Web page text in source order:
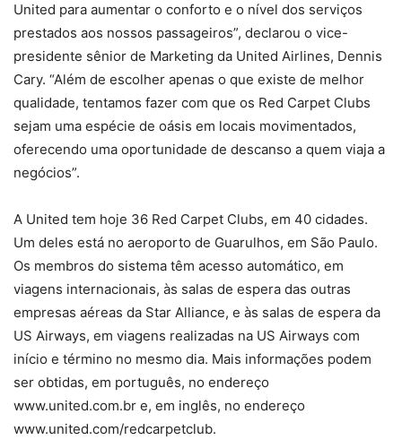
United para aumentar o conforto e o nível dos serviços
prestados aos nossos passageiros”, declarou o vice-
presidente sênior de Marketing da United Airlines, Dennis
Cary. “Além de escolher apenas o que existe de melhor
qualidade, tentamos fazer com que os Red Carpet Clubs
sejam uma espécie de oásis em locais movimentados,
oferecendo uma oportunidade de descanso a quem viaja a
negócios”.
A United tem hoje 36 Red Carpet Clubs, em 40 cidades.
Um deles está no aeroporto de Guarulhos, em São Paulo.
Os membros do sistema têm acesso automático, em
viagens internacionais, às salas de espera das outras
empresas aéreas da Star Alliance, e às salas de espera da
US Airways, em viagens realizadas na US Airways com
início e término no mesmo dia. Mais informações podem
ser obtidas, em português, no endereço
www.united.com.br e, em inglês, no endereço
www.united.com/redcarpetclub.